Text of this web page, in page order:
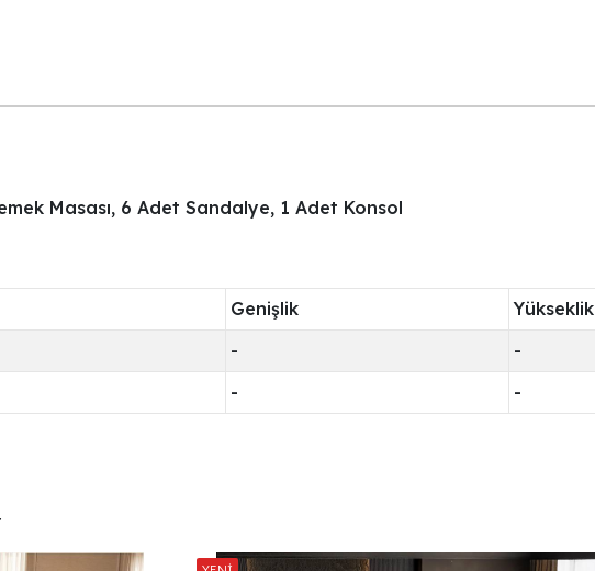
Masası, 6 Adet Sandalye, 1 Adet Konsol
Genişlik
Yükseklik
- -
- -